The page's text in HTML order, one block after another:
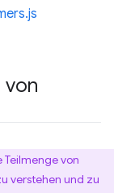
von
von
verstehen und zu